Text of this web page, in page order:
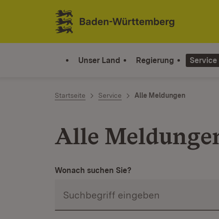
Zum Inhalt springen
Link zur Startseite
Unser Land Regierung Service
Startseite Service Alle Meldungen
Alle
Wonach suchen Sie?